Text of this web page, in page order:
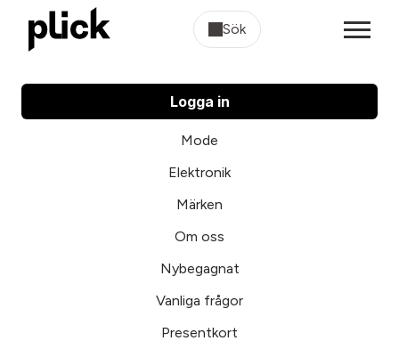
Sök
Logga in
Mode
Elektronik
Märken
Om oss
Nybegagnat
Vanliga frågor
Presentkort